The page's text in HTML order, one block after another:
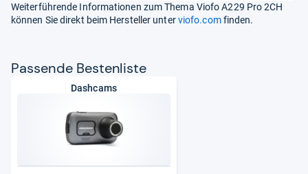
Weiterführende Informationen zum Thema Viofo A229 Pro 2CH
können Sie direkt beim Hersteller unterviofo.comfinden.
Pas­sende Bes­ten­liste
Dashcams